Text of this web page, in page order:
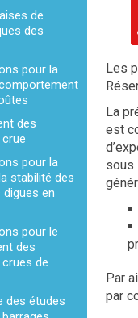
de
des
pour la
des
pour la
stabilité des
en
pour le
des
de
des études
Les
La
est
sous
Par
par